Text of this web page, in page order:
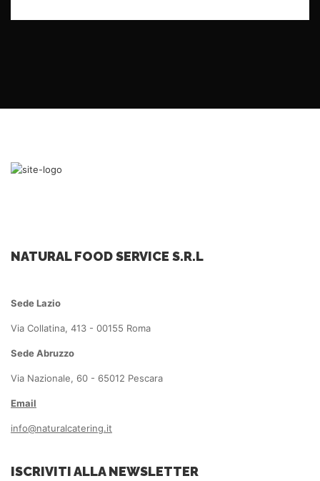
NATURAL FOOD SERVICE S.R.L
Sede Lazio
Via Collatina, 413 - 00155 Roma
Sede Abruzzo
Via Nazionale, 60 - 65012 Pescara
Email
info@naturalcatering.it
ISCRIVITI ALLA NEWSLETTER